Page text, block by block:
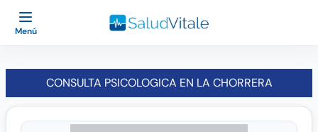
Menú
CONSULTA PSICOLOGICA EN LA CHORRERA